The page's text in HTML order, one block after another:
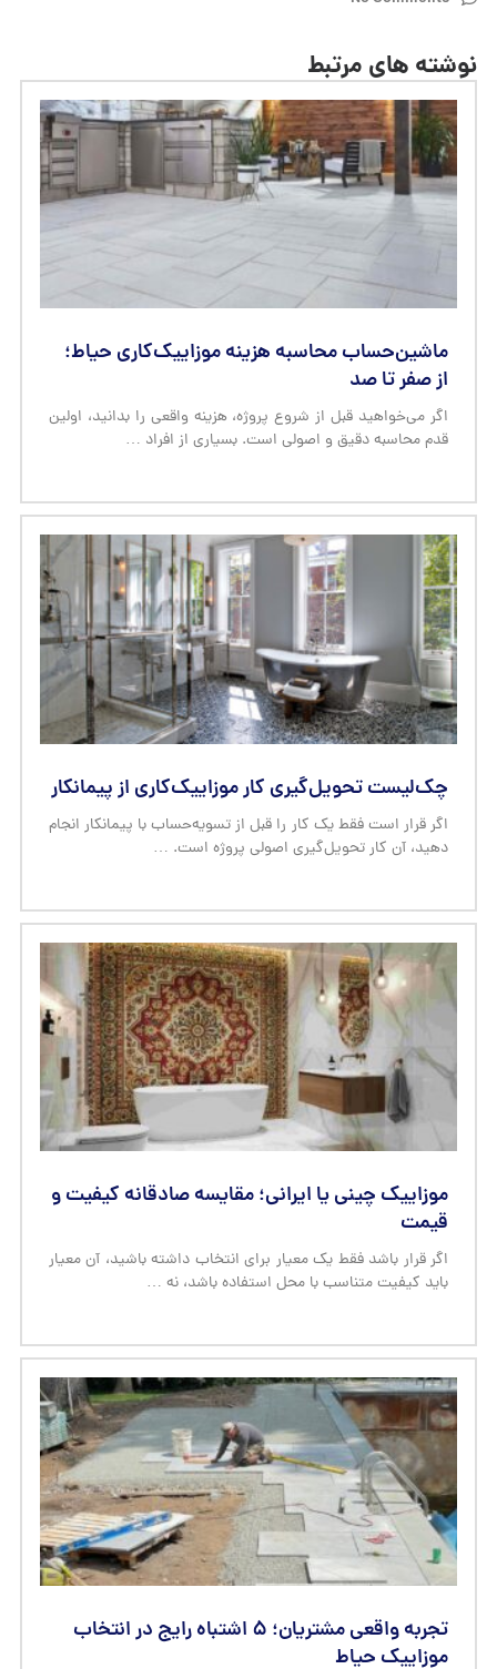
نوشته های مرتبط
ماشین‌حساب محاسبه هزینه موزاییک‌کاری حیاط؛
از صفر تا صد
اگر می‌خواهید قبل از شروع پروژه، هزینه واقعی را بدانید، اولین
قدم محاسبه دقیق و اصولی است. بسیاری از افراد …
چک‌لیست تحویل‌گیری کار موزاییک‌کاری از پیمانکار
اگر قرار است فقط یک کار را قبل از تسویه‌حساب با پیمانکار انجام
دهید، آن کار تحویل‌گیری اصولی پروژه است. …
موزاییک چینی یا ایرانی؛ مقایسه صادقانه کیفیت و
قیمت
اگر قرار باشد فقط یک معیار برای انتخاب داشته باشید، آن معیار
باید کیفیت متناسب با محل استفاده باشد، نه …
تجربه واقعی مشتریان؛ ۵ اشتباه رایج در انتخاب
موزاییک حیاط